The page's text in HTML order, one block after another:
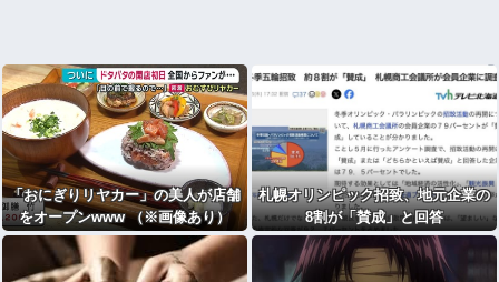
「おにぎりリヤカー」の美人が店舗
をオープンwww （※画像あり）
札幌オリンピック招致、地元企業の
8割が「賛成」と回答